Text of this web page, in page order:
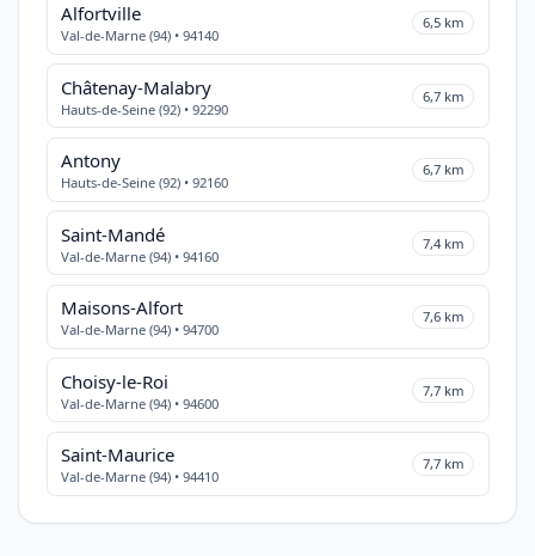
Alfortville
Val-de-Marne (94) • 94140
6,5 km
Châtenay-Malabry
Hauts-de-Seine (92) • 92290
6,7 km
Antony
Hauts-de-Seine (92) • 92160
6,7 km
Saint-Mandé
Val-de-Marne (94) • 94160
7,4 km
Maisons-Alfort
Val-de-Marne (94) • 94700
7,6 km
Choisy-le-Roi
Val-de-Marne (94) • 94600
7,7 km
Saint-Maurice
Val-de-Marne (94) • 94410
7,7 km